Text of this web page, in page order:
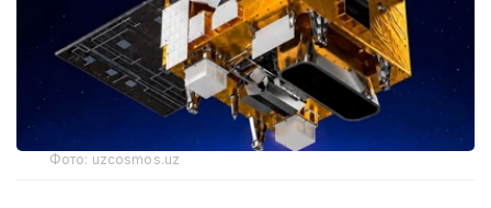
Фото: uzcosmos.uz